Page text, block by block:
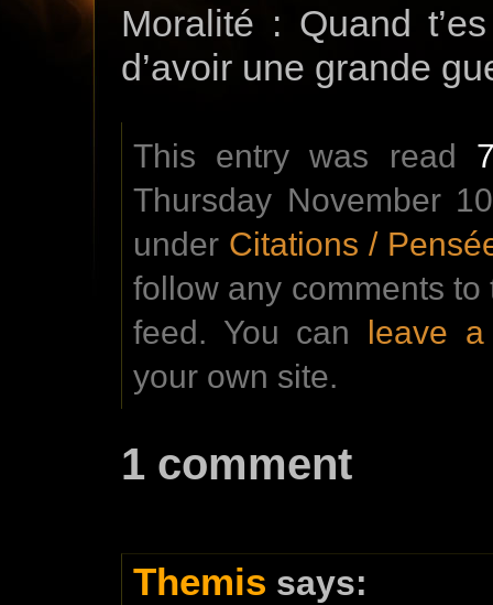
Moralité : Quand
d’avoir une grande
This entry was read
Thursday November
under Citations /
follow any comments
feed. You can leave a
your own site.
1 comment
Themis says: